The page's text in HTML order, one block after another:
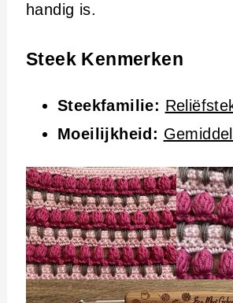
handig is.
Steek Kenmerken
Steekfamilie:
Moeilijkheid: